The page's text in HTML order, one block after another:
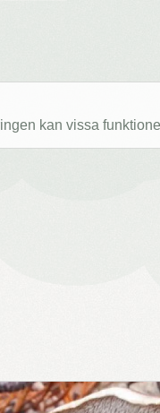
kan vissa